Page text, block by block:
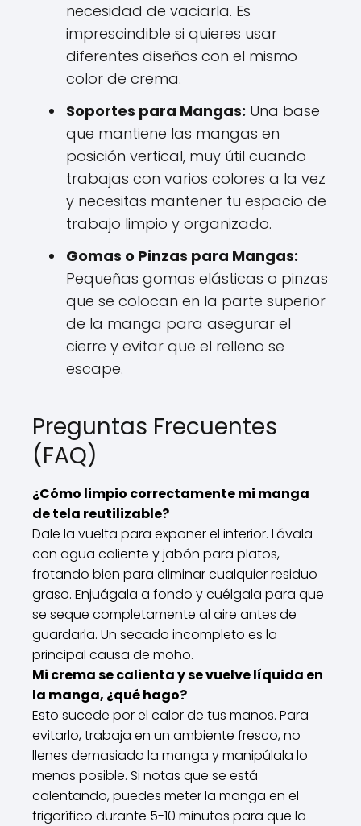
necesidad de vaciarla. Es
imprescindible si quieres usar
diferentes diseños con el mismo
color de crema.
Soportes para Mangas: Una base
que mantiene las mangas en
posición vertical, muy útil cuando
trabajas con varios colores a la vez
y necesitas mantener tu espacio de
trabajo limpio y organizado.
Gomas o Pinzas para Mangas:
Pequeñas gomas elásticas o pinzas
que se colocan en la parte superior
de la manga para asegurar el
cierre y evitar que el relleno se
escape.
Preguntas Frecuentes
(FAQ)
¿Cómo limpio correctamente mi manga
de tela reutilizable?
Dale la vuelta para exponer el interior. Lávala
con agua caliente y jabón para platos,
frotando bien para eliminar cualquier residuo
graso. Enjuágala a fondo y cuélgala para que
se seque completamente al aire antes de
guardarla. Un secado incompleto es la
principal causa de moho.
Mi crema se calienta y se vuelve líquida en
la manga, ¿qué hago?
Esto sucede por el calor de tus manos. Para
evitarlo, trabaja en un ambiente fresco, no
llenes demasiado la manga y manipúlala lo
menos posible. Si notas que se está
calentando, puedes meter la manga en el
frigorífico durante 5-10 minutos para que la